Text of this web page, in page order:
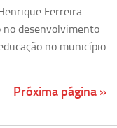
Ferreira
no desenvolvimento
no município
Próxima página »